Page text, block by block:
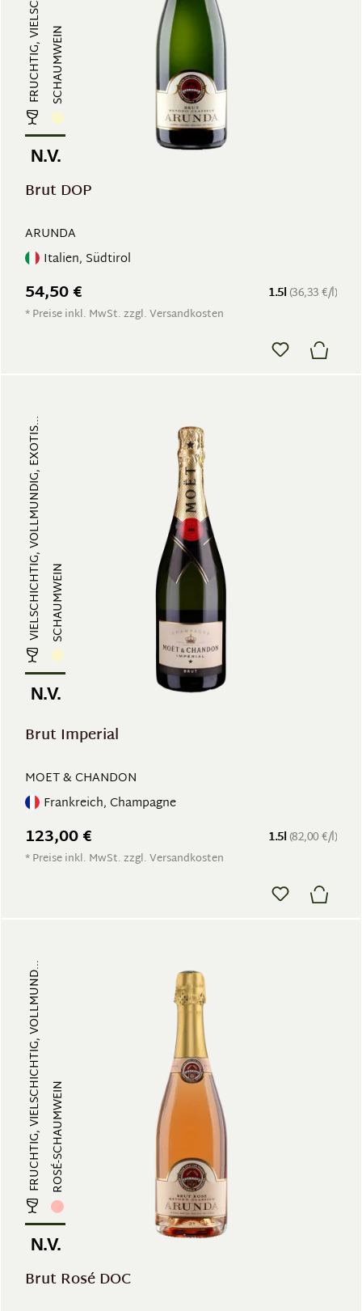
SCHAUMWEIN
N.V.
Brut DOP
ARUNDA
Italien, Südtirol
1.5l (36,33 €/l)
54,50 €
* Preise inkl. MwSt. zzgl. Versandkosten
VIELSCHICHTIG, VOLLMUNDIG, EXOTIS...SCHAUMWEIN
N.V.
Brut Imperial
MOET & CHANDON
Frankreich, Champagne
1.5l (82,00 €/l)
123,00 €
* Preise inkl. MwSt. zzgl. Versandkosten
FRUCHTIG, VIELSCHICHTIG, VOLLMUND...ROSÉ-SCHAUMWEIN
N.V.
Brut Rosé DOC